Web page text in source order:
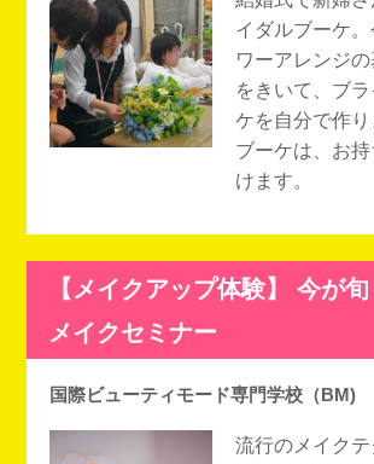
イダルブーケ
ワーアレンジ
をきいて、ブ
ケを自分で作
ブーケは、お
けます。
【メイクアップ体験】 今が
メイクセミナー
国際ビューティモード専門学校（BM)
流行のメイク